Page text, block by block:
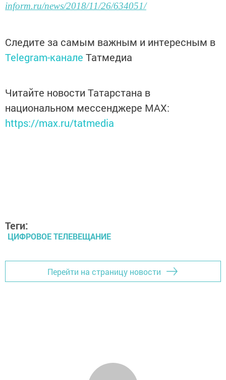
inform.ru/news/2018/11/26/634051/
Следите за самым важным и интересным в
Telegram-канале Татмедиа
Читайте новости Татарстана в
национальном мессенджере MАХ:
https://max.ru/tatmedia
Теги:
ЦИФРОВОЕ ТЕЛЕВЕЩАНИЕ
Перейти на страницу новости